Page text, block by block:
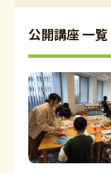
公開講座 一覧